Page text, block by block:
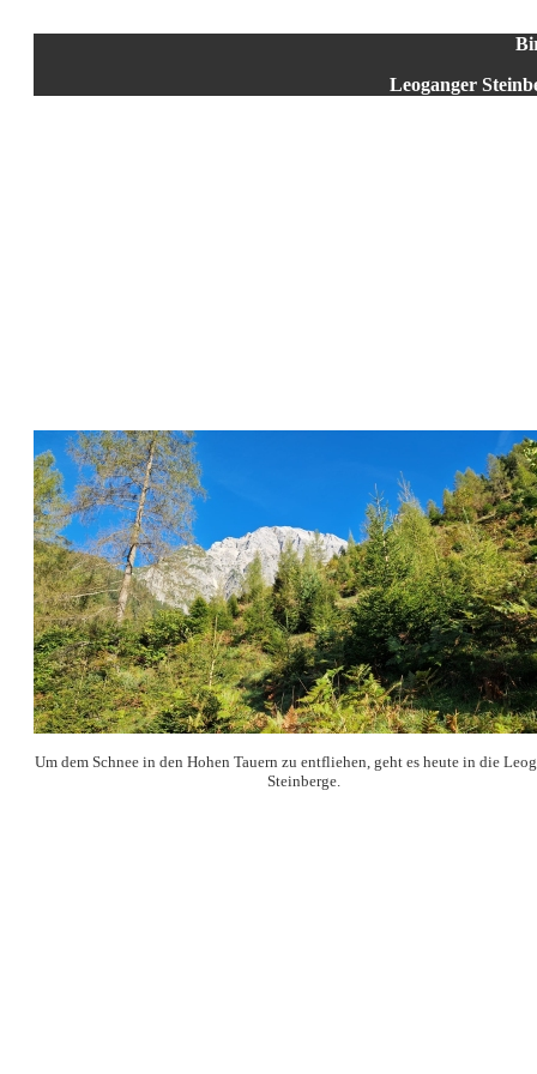
Leoganger
Um dem Schnee in den Hohen Tauern zu entfliehen, geht es heute in die
Steinberge.